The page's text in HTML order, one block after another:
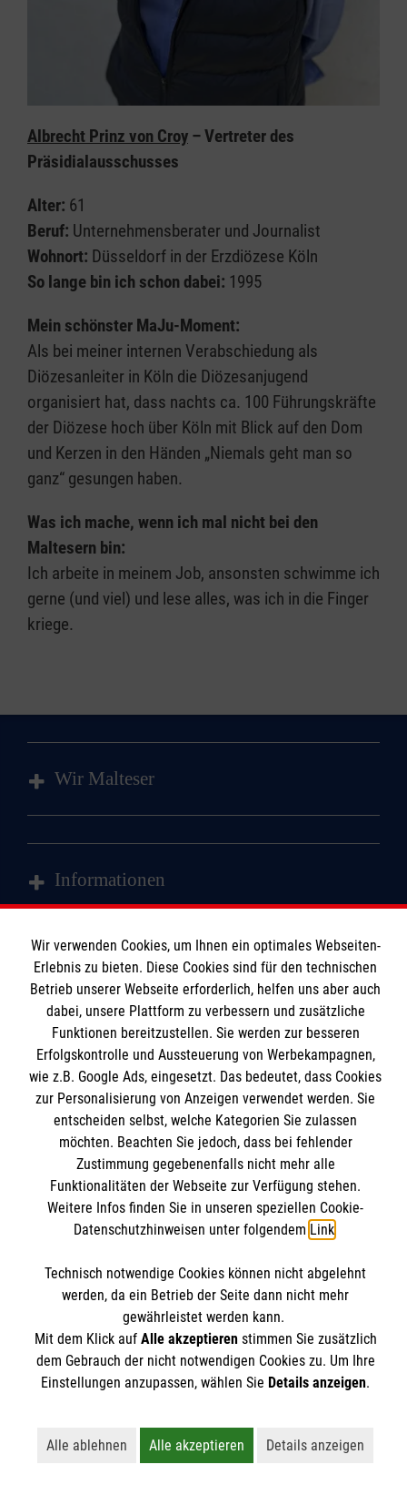
Albrecht Prinz von Croy – Vertreter des
Präsidialausschusses
Alter: 61
Beruf: Unternehmensberater und Journalist
Wohnort: Düsseldorf in der Erzdiözese Köln
So lange bin ich schon dabei: 1995
Mein schönster MaJu-Moment:
Als bei meiner internen Verabschiedung als
Diözesanleiter in Köln die Diözesanjugend
organisiert hat, dass nachts ca. 100 Führungskräfte
der Diözese hoch über Köln mit Blick auf den Dom
und Kerzen in den Händen „Niemals geht man so
ganz“ gesungen haben.
Was ich mache, wenn ich mal nicht bei den
Maltesern bin:
Ich arbeite in meinem Job, ansonsten schwimme ich
gerne (und viel) und lese alles, was ich in die Finger
kriege.
Wir Malteser
Spenden und Helfen
Angebote und Leistungen
Wir Malteser
Informationen
Kontakt
Presse & Medien
Compliance
Impressum
Datenschutz
Malteser online
Malteserorden
Malteser International
Mediathek
Sharepoint
Spendenkonto
Empfänger: Malteser Hilfsdienst e.V.
IBAN: DE103 7060 120 120 120 0001 2
BIC: GENODED 1PA7
Soziale Netzwerke
gemeinnützige Organisation von der Körperschafts- und
Gewerbesteuer befreit.
Wir verwenden Cookies, um Ihnen ein optimales Webseiten-
Erlebnis zu bieten. Diese Cookies sind für den technischen
Betrieb unserer Webseite erforderlich, helfen uns aber auch
dabei, unsere Plattform zu verbessern und zusätzliche
Funktionen bereitzustellen. Sie werden zur besseren
Erfolgskontrolle und Aussteuerung von Werbekampagnen,
wie z.B. Google Ads, eingesetzt. Das bedeutet, dass Cookies
zur Personalisierung von Anzeigen verwendet werden. Sie
entscheiden selbst, welche Kategorien Sie zulassen
möchten. Beachten Sie jedoch, dass bei fehlender
Zustimmung gegebenenfalls nicht mehr alle
Funktionalitäten der Webseite zur Verfügung stehen.
Weitere Infos finden Sie in unseren speziellen Cookie-
Datenschutzhinweisen unter folgendem Link.
Technisch notwendige Cookies können nicht abgelehnt
werden, da ein Betrieb der Seite dann nicht mehr
gewährleistet werden kann.
Mit dem Klick auf Alle akzeptierenstimmen Sie zusätzlich
dem Gebrauch der nicht notwendigen Cookies zu. Um Ihre
Einstellungen anzupassen, wählen Sie Details anzeigen.
Alle ablehnen
Lehnt alle nicht-essentiellen Cookies ab
Alle akzeptieren
Akzeptiert alle Cookies
Details anzeigen